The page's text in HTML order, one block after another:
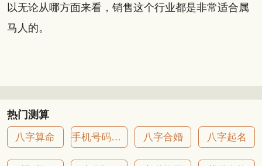
以无论从哪方面来看，销售这个行业都是非常适合属
马人的。
热门测算
八字算命 手机号码吉凶 八字合婚 八字起名